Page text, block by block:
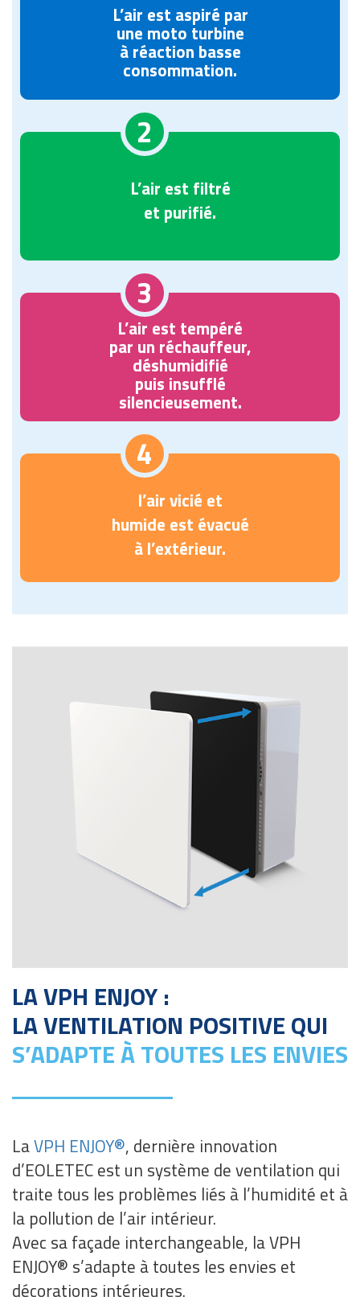
L’air est aspiré par
une moto turbine
à réaction basse
consommation.
2
L’air est filtré
et purifié.
3
L’air est tempéré
par un réchauffeur,
déshumidifié
puis insufflé
silencieusement.
4
l’air vicié et
humide est évacué
à l’extérieur.
LA VPH ENJOY :
LA VENTILATION POSITIVE QUI
S’ADAPTE À TOUTES LES ENVIES
LaVPH ENJOY®, dernière innovation
d’EOLETEC est un système de ventilation qui
traite tous les problèmes liés à l’humidité et à
la pollution de l’air intérieur.
Avec sa façade interchangeable, la VPH
ENJOY® s’adapte à toutes les envies et
décorations intérieures.